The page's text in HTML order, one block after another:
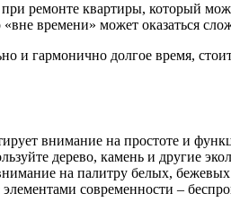
ремонте квартиры, который
времени» может оказаться
и гармонично долгое время,
внимание на простоте и
дерево, камень и другие
на палитру белых,
современности –